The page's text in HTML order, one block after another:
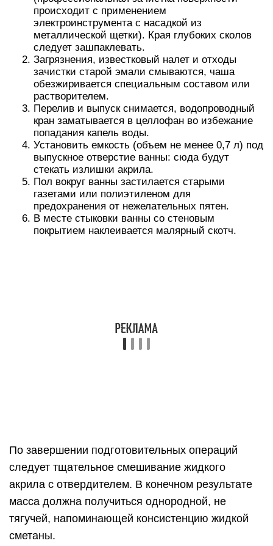
По завершении подготовительных операций
следует тщательное смешивание жидкого
акрила с отвердителем. В конечном результате
масса должна получиться однородной, не
тягучей, напоминающей консистенцию жидкой
сметаны.
Проведение реставраций с
помощью жидкого акрила
Такой вид восстановления привлекательности
вкладышей. Ванна покрывается составом, по
консистенции, напоминающим сгущенное молоко